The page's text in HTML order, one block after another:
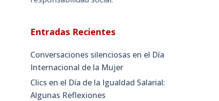
Entradas Recientes
Conversaciones silenciosas en el Día
Internacional de la Mujer
Clics en el Día de la Igualdad Salarial:
Algunas Reflexiones